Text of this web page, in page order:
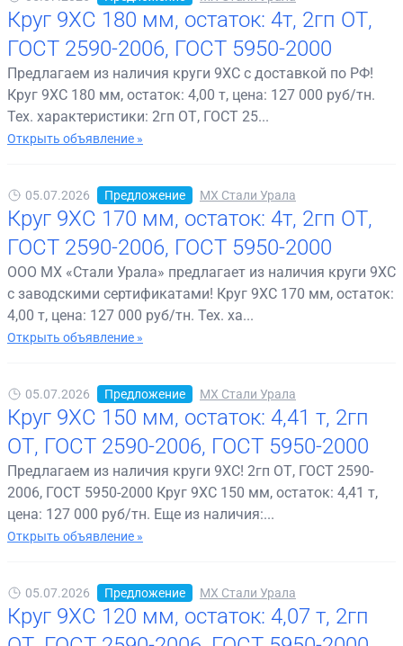
Круг 9ХС 180 мм, остаток: 4т, 2гп ОТ,
ГОСТ 2590-2006, ГОСТ 5950-2000
Предлагаем из наличия круги 9ХС с доставкой по РФ!
Круг 9ХС 180 мм, остаток: 4,00 т, цена: 127 000 руб/тн.
Тех. характеристики: 2гп ОТ, ГОСТ 25...
Открыть объявление »
05.07.2026 Предложение МХ Стали Урала
Круг 9ХС 170 мм, остаток: 4т, 2гп ОТ,
ГОСТ 2590-2006, ГОСТ 5950-2000
ООО МХ «Стали Урала» предлагает из наличия круги 9ХС
с заводскими сертификатами! Круг 9ХС 170 мм, остаток:
4,00 т, цена: 127 000 руб/тн. Тех. ха...
Открыть объявление »
05.07.2026 Предложение МХ Стали Урала
Круг 9ХС 150 мм, остаток: 4,41 т, 2гп
ОТ, ГОСТ 2590-2006, ГОСТ 5950-2000
Предлагаем из наличия круги 9ХС! 2гп ОТ, ГОСТ 2590-
2006, ГОСТ 5950-2000 Круг 9ХС 150 мм, остаток: 4,41 т,
цена: 127 000 руб/тн. Еще из наличия:...
Открыть объявление »
05.07.2026 Предложение МХ Стали Урала
Круг 9ХС 120 мм, остаток: 4,07 т, 2гп